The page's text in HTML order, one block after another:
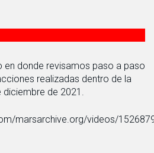
en donde revisamos paso a paso
realizadas dentro de la
diciembre de 2021.
marsarchive.org/videos/